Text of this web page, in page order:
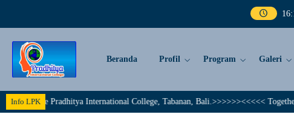
16:
Beranda Profil Program Galeri
Info LPK
Pradhitya International College, Tabanan, Bali.>>>>>><<<<< Together We